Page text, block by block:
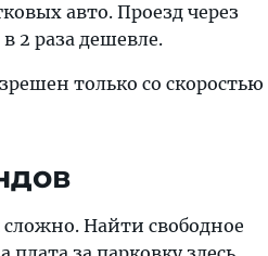
авто. Проезд через
2 раза дешевле.
только со скоростью
Найти свободное